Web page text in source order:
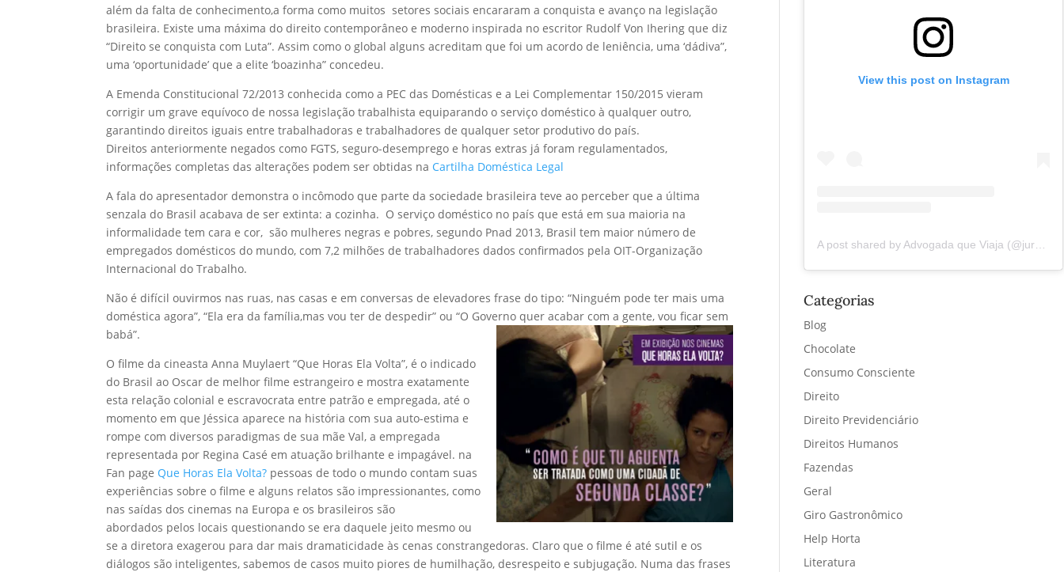
além da falta de conhecimento,a forma como muitos setores sociais encararam a conquista e avanço na legislação
brasileira. Existe uma máxima do direito contemporâneo e moderno inspirada no escritor Rudolf Von Ihering que diz
“Direito se conquista com Luta”. Assim como o global alguns acreditam que foi um acordo de leniência, uma ‘dádiva”,
uma ‘oportunidade’ que a elite ‘boazinha” concedeu.
A Emenda Constitucional 72/2013 conhecida como a PEC das Domésticas e a Lei Complementar 150/2015 vieram
corrigir um grave equívoco de nossa legislação trabalhista equiparando o serviço doméstico à qualquer outro,
garantindo direitos iguais entre trabalhadoras e trabalhadores de qualquer setor produtivo do país.
Direitos anteriormente negados como FGTS, seguro-desemprego e horas extras já foram regulamentados,
informações completas das alterações podem ser obtidas na Cartilha Doméstica Legal
A fala do apresentador demonstra o incômodo que parte da sociedade brasileira teve ao perceber que a última
senzala do Brasil acabava de ser extinta: a cozinha. O serviço doméstico no país que está em sua maioria na
informalidade tem cara e cor, são mulheres negras e pobres, segundo Pnad 2013, Brasil tem maior número de
empregados domésticos do mundo, com 7,2 milhões de trabalhadores dados confirmados pela OIT-Organização
Internacional do Trabalho.
Não é difícil ouvirmos nas ruas, nas casas e em conversas de elevadores frase do tipo: “Ninguém pode ter mais uma
doméstica agora”, “Ela era da família,mas vou ter de despedir” ou “O Governo quer acabar com a gente, vou ficar sem
babá”.
O filme da cineasta Anna Muylaert “Que Horas Ela Volta”, é o indicado
do Brasil ao Oscar de melhor filme estrangeiro e mostra exatamente
esta relação colonial e escravocrata entre patrão e empregada, até o
momento em que Jéssica aparece na história com sua auto-estima e
rompe com diversos paradigmas de sua mãe Val, a empregada
representada por Regina Casé em atuação brilhante e impagável. na
Fan page Que Horas Ela Volta? pessoas de todo o mundo contam suas
experiências sobre o filme e alguns relatos são impressionantes, como
nas saídas dos cinemas na Europa e os brasileiros são
abordados pelos locais questionando se era daquele jeito mesmo ou
se a diretora exagerou para dar mais dramaticidade às cenas constrangedoras. Claro que o filme é até sutil e os
diálogos são inteligentes, sabemos de casos muito piores de humilhação, desrespeito e subjugação. Numa das frases
View this post on Instagram
A post shared by Advogada que Viaja (@juremacintra)
Categorias
Blog
Chocolate
Consumo Consciente
Direito
Direito Previdenciário
Direitos Humanos
Fazendas
Geral
Giro Gastronômico
Help Horta
Literatura